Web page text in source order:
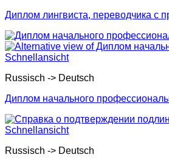
Диплом лингвиста, переводчика с
Schnellansicht
Russisch -> Deutsch
Диплом начального
Schnellansicht
Russisch -> Deutsch